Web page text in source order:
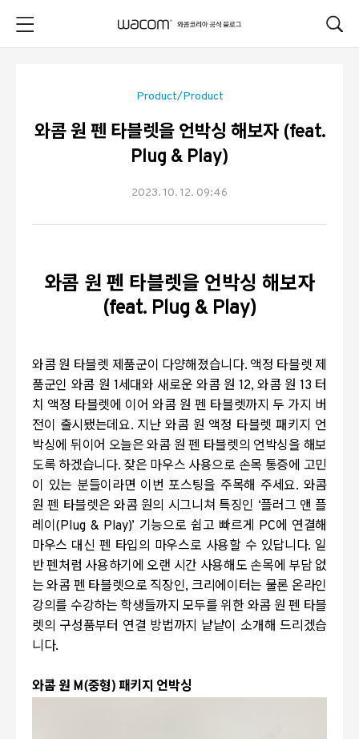
Product/Product
와콤 원 펜 타블렛을 언박싱 해보자 (feat.
Plug & Play)
2023. 10. 12. 09:46
와콤 원 펜 타블렛을 언박싱 해보자
(feat. Plug & Play)
와콤 원 타블렛 제품군이 다양해졌습니다. 액정 타블렛 제
품군인 와콤 원 1세대와 새로운 와콤 원12, 와콤 원13 터
치 액정 타블렛에 이어 와콤 원 펜 타블렛까지 두 가지 버
전이 출시됐는데요. 지난 와콤 원 액정 타블렛 패키지 언
박싱에 뒤이어 오늘은 와콤 원 펜 타블렛의 언박싱을 해보
도록 하겠습니다. 잦은 마우스 사용으로 손목 통증에 고민
이 있는 분들이라면 이번 포스팅을 주목해 주세요. 와콤
원 펜 타블렛은 와콤 원의 시그니쳐 특징인 ‘플러그 앤 플
레이(Plug & Play)’ 기능으로 쉽고 빠르게 PC에 연결해
마우스 대신 펜 타입의 마우스로 사용할 수 있답니다. 일
반 펜처럼 사용하기에 오랜 시간 사용해도 손목에 부담 없
는 와콤 펜 타블렛으로 직장인, 크리에이터는 물론 온라인
강의를 수강하는 학생들까지 모두를 위한 와콤 원 펜 타블
렛의 구성품부터 연결 방법까지 낱낱이 소개해 드리겠습
니다.
와콤 원 M(중형) 패키지 언박싱